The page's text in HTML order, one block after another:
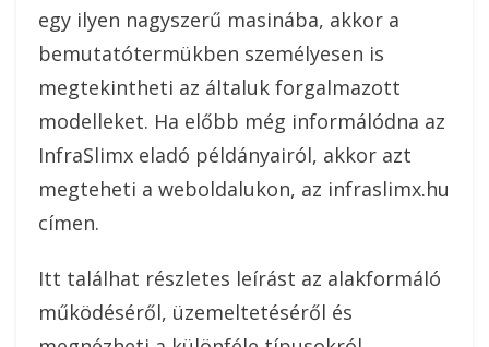
egy ilyen nagyszerű masinába, akkor a
bemutatótermükben személyesen is
megtekintheti az általuk forgalmazott
modelleket. Ha előbb még informálódna az
InfraSlimx eladó példányairól, akkor azt
megteheti a weboldalukon, az infraslimx.hu
címen.
Itt találhat részletes leírást az alakformáló
működéséről, üzemeltetéséről és